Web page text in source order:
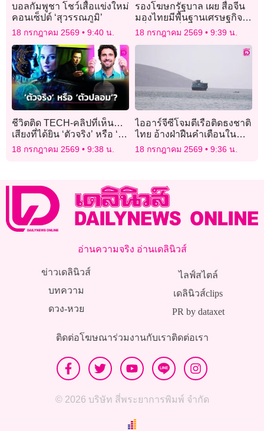
บอลกัมพูชา โชว์เสื้อแข่งใหม่
คอนเซ็ปต์ ‘สุวรรณภูมิ’
18 กรกฎาคม 2569 9:40 น.
รองโฆษกรัฐบาล เผย สื่อจีน
มองไทยมีพื้นฐานเศรษฐกิจที่
แข็งแกร่งเป็นประตูสำคัญสู่
ตลาดอาเซียน
18 กรกฎาคม 2569 9:39 น.
ชีวิตติด TECH-คลิปที่เห็น…
เสียงที่ได้ยิน ‘ตัวจริง’ หรือ ‘ตัว
ปลอม’? เปิดวิธีรับมือภัยเงียบ
จาก Deepfake ที่ทุกคนต้องรู้
18 กรกฎาคม 2569 9:38 น.
ไออาร์จีซีโจมตีเรือติดธงชาติ
ไทย อ้างฝ่าฝืนคำเตือนใน
ช่องแคบฮอร์มุซ
18 กรกฎาคม 2569 9:36 น.
อ่านความจริง อ่านเดลินิวส์
ข่าวเดลินิวส์
บทความ
ดวง-หวย
ไลฟ์สไตล์
เดลินิวส์clips
PR by dataxet
ติดต่อโฆษณาร่วมงานกับเราติดต่อเรา
© 2026 บริษัท สี่พระยาการพิมพ์ จำกัด